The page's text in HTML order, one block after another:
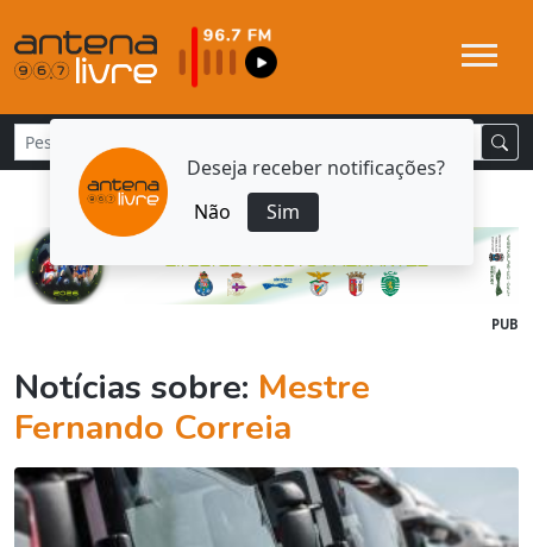
Deseja receber notificações?
Não
Sim
PUB
Notícias sobre: Mestre
Fernando Correia